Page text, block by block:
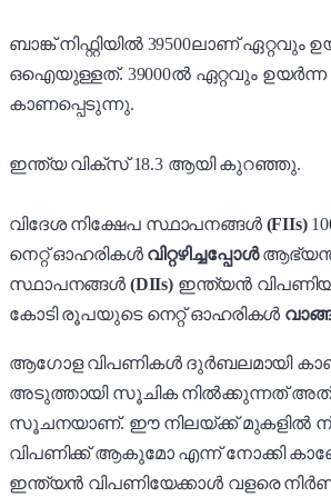
ബാങ്ക് നിഫ്റ്റിയിൽ 39500ലാണ്
ഒഐയുള്ളത്. 39000ൽ ഏറ്റവും
കാണപ്പെടുന്നു.
ഇന്ത്യ വിക്സ് 18.3 ആയി കുറഞ്ഞു.
വിദേശ നിക്ഷേപ സ്ഥാപനങ്ങൾ(FIIs)
നെറ്റ് ഓഹരികൾ വിറ്റഴിച്ചപ്പോൾ
സ്ഥാപനങ്ങൾ (DIIs) ഇന്ത്യൻ
കോടി രൂപയുടെ നെറ്റ് ഓഹരികൾ
ആഗോള വിപണികൾ ദുർബലമായി
അടുത്തായി സൂചിക നിൽക്കുന്നത്
സൂചനയാണ്. ഈ നിലയ്ക്ക് മുകളിൽ
വിപണിക്ക് ആകുമോ എന്ന് നോക്കി
ഇന്ത്യൻ വിപണിയേക്കാൾ വളരെ